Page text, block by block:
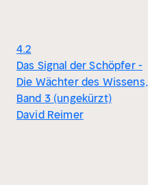
4.2
Das Signal der Schöpfer -
Die Wächter des Wissens,
Band 3 (ungekürzt)
David Reimer